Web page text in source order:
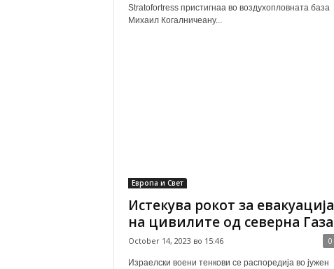
Stratofortress пристигнаа во воздухопловната база
Михаил Когалничеану...
Европа и Свет
Истекува рокот за евакуација
на цивилите од северна Газа
October 14, 2023 во 15:46 0
Израелски воени тенкови се распоредија во јужен